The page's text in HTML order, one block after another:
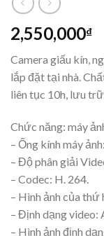
2,550,000₫
Camera giấu kín,
lắp đặt tại nhà.
liên tục 10h, lưu
Chức năng: máy
– Ống kính máy
– Độ phân giải
– Codec: H. 264.
– Hình ảnh của thứ
– Định dạng video:
– Hình ảnh định